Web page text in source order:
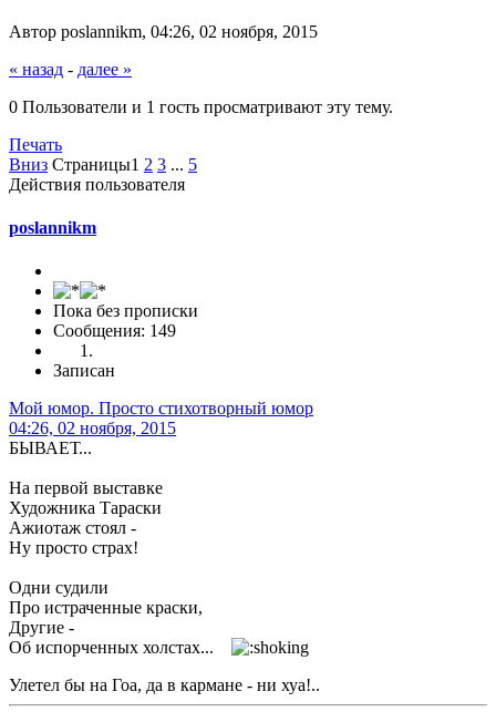
Автор poslannikm, 04:26, 02 ноября, 2015
« назад - далее »
0 Пользователи и 1 гость просматривают эту тему.
Печать
Вниз Страницы1 2 3 ... 5
Действия пользователя
poslannikm
Пока без прописки
Сообщения: 149
Записан
Мой юмор. Просто стихотворный юмор
04:26, 02 ноября, 2015
БЫВАЕТ...
На первой выставке
Художника Тараски
Ажиотаж стоял -
Ну просто страх!
Одни судили
Про истраченные краски,
Другие -
Об испорченных холстах...
Улетел бы на Гоа, да в кармане - ни хуа!..